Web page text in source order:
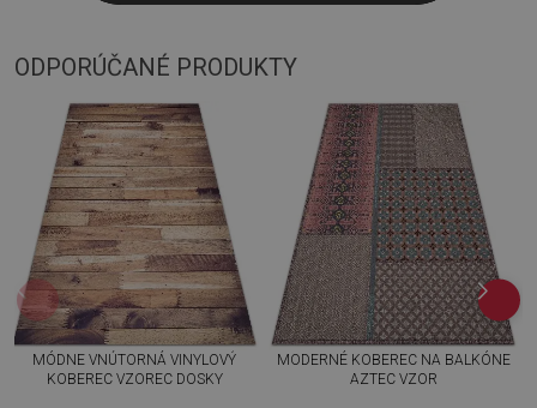
ODPORÚČANÉ PRODUKTY
MÓDNE VNÚTORNÁ VINYLOVÝ
KOBEREC VZOREC DOSKY
MODERNÉ KOBEREC NA BALKÓNE
AZTEC VZOR